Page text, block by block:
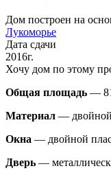
Дом построен на
Лукоморье
Дата сдачи
2016г.
Хочу дом по этому
Общая площадь —
Материал —
Окна — двойной
Дверь —